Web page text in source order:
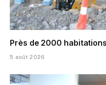
Près de 2000
5 août 2026